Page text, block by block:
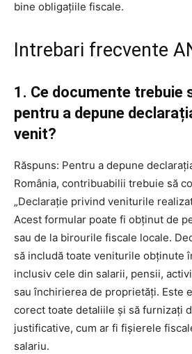
bine obligațiile fiscale.
Intrebari frecvente
1. Ce documente trebuie
pentru a depune
venit?
Răspuns: Pentru a depune
România, contribuabilii trebuie să
„Declarație privind veniturile
Acest formular poate fi obținut de
sau de la birourile fiscale locale.
să includă toate veniturile obținute
inclusiv cele din salarii, pensii,
sau închirierea de proprietăți. Este
corect toate detaliile și să furnizați
justificative, cum ar fi fișierele
salariu.